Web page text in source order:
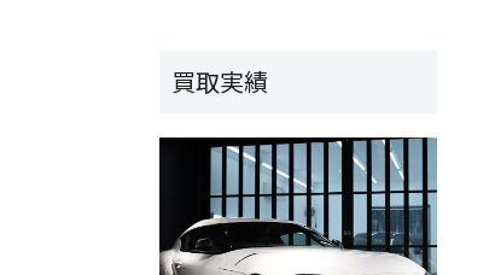
買取実績